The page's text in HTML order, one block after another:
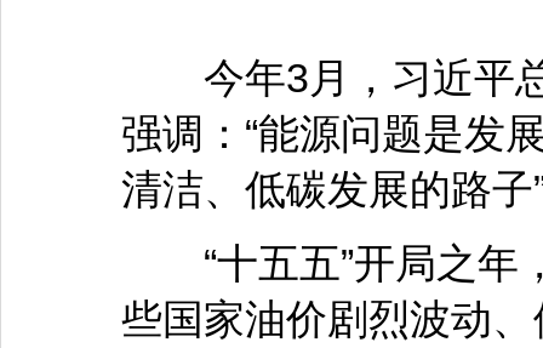
今年3月，习近平总
强调：“能源问题是发
清洁、低碳发展的路子
“十五五”开局之年
些国家油价剧烈波动